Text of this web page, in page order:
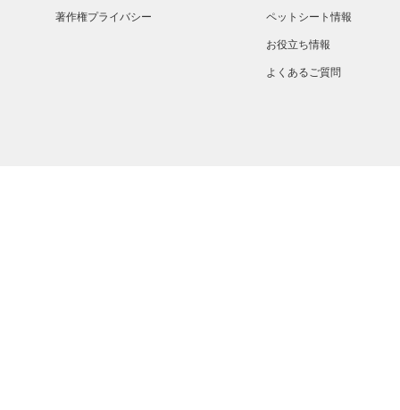
著作権プライバシー ペットシート情報
お役立ち情報
よくあるご質問